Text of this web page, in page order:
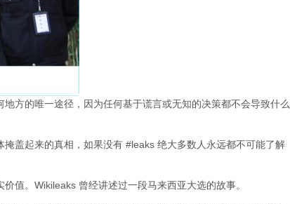
方的唯一途径，因为任何基于谎言或无知的决策都不会导致什么
盖起来的真相，如果没有 #leaks 绝大多数人永远都不可能了解
值。Wikileaks 曾经讲述过一段马来西亚大选的故事。